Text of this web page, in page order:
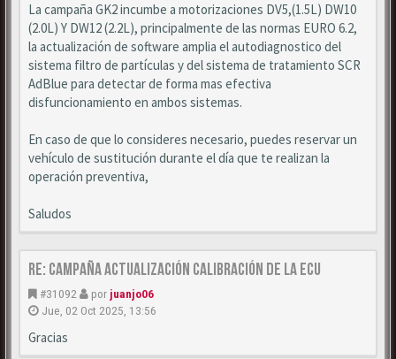
La campaña GK2 incumbe a motorizaciones DV5,(1.5L) DW10
(2.0L) Y DW12 (2.2L), principalmente de las normas EURO 6.2,
la actualización de software amplia el autodiagnostico del
sistema filtro de partículas y del sistema de tratamiento SCR
AdBlue para detectar de forma mas efectiva
disfuncionamiento en ambos sistemas.
En caso de que lo consideres necesario, puedes reservar un
vehículo de sustitución durante el día que te realizan la
operación preventiva,
Saludos
Re: Campaña actualización calibración de la ECU
#31092 por juanjo06
Jue, 02 Oct 2025, 13:56
Gracias